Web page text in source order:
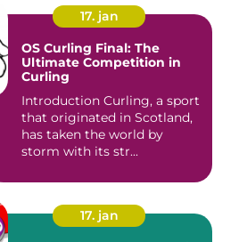
17. jan
OS Curling Final: The
Ultimate Competition in
Curling
Introduction Curling, a sport
that originated in Scotland,
has taken the world by
storm with its str...
17. jan